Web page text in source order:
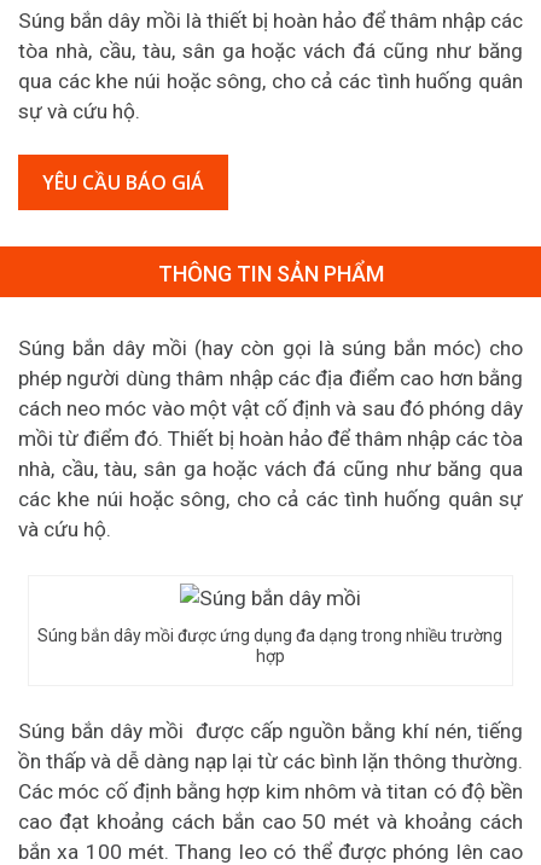
Súng bắn dây mồi là thiết bị hoàn hảo để thâm nhập các
tòa nhà, cầu, tàu, sân ga hoặc vách đá cũng như băng
qua các khe núi hoặc sông, cho cả các tình huống quân
sự và cứu hộ.
YÊU CẦU BÁO GIÁ
THÔNG TIN SẢN PHẨM
Súng bắn dây mồi (hay còn gọi là súng bắn móc) cho
phép người dùng thâm nhập các địa điểm cao hơn bằng
cách neo móc vào một vật cố định và sau đó phóng dây
mồi từ điểm đó. Thiết bị hoàn hảo để thâm nhập các tòa
nhà, cầu, tàu, sân ga hoặc vách đá cũng như băng qua
các khe núi hoặc sông, cho cả các tình huống quân sự
và cứu hộ.
Súng bắn dây mồi được ứng dụng đa dạng trong nhiều trường
hợp
Súng bắn dây mồi được cấp nguồn bằng khí nén, tiếng
ồn thấp và dễ dàng nạp lại từ các bình lặn thông thường.
Các móc cố định bằng hợp kim nhôm và titan có độ bền
cao đạt khoảng cách bắn cao 50 mét và khoảng cách
bắn xa 100 mét. Thang leo có thể được phóng lên cao